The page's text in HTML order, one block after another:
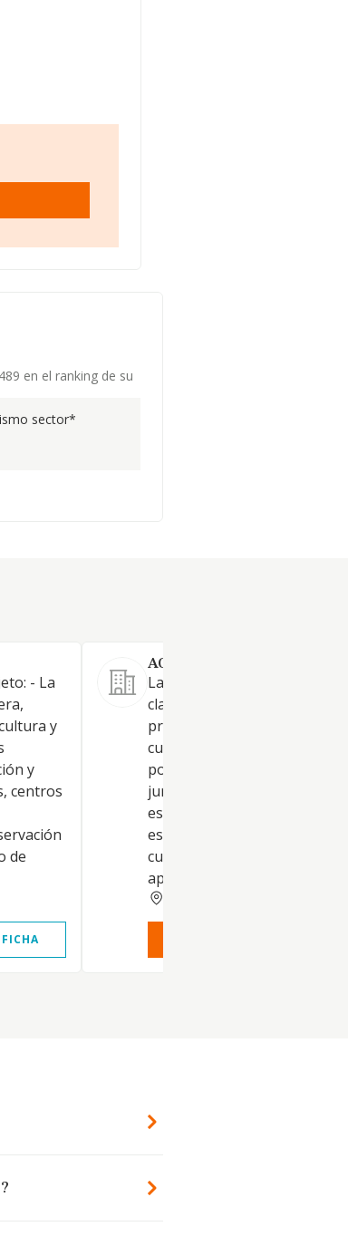
en el ranking de su
sector*
- La
y
y
centros
de
FICHA
AGRICOLA EMEPA S.L.
La explotación económica de
clase de fincas rústicas y
propias o arrendadas o
cualesquiera otra que
poseer por cualquier título
jurídico, para lo que
estas las transformaciones
estime oportunas, así como
cultivo y en general el uso y
aprovechamiento que es